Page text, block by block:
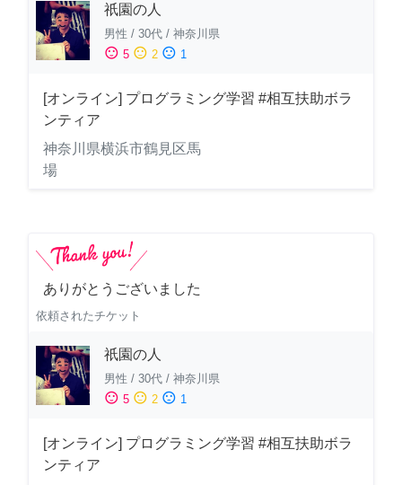
祇園の人
男性 / 30代 / 神奈川県
sentiment_satisfied 5 sentiment_neutral 2 sentiment_dissatisfied 1
[オンライン] プログラミング学習 #相互扶助ボラ
ンティア
神奈川県横浜市鶴見区馬
場
ありがとうございました
依頼されたチケット
祇園の人
男性 / 30代 / 神奈川県
sentiment_satisfied 5 sentiment_neutral 2 sentiment_dissatisfied 1
[オンライン] プログラミング学習 #相互扶助ボラ
ンティア